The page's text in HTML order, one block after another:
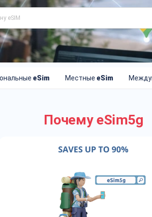
eSim Местные eSim
Почему eSim5g